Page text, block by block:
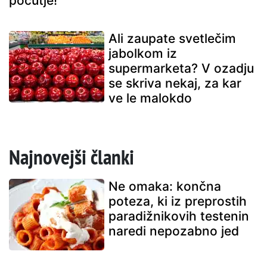
Ali zaupate svetlečim
jabolkom iz
supermarketa? V ozadju
se skriva nekaj, za kar
ve le malokdo
Najnovejši članki
Ne omaka: končna
poteza, ki iz preprostih
paradižnikovih testenin
naredi nepozabno jed